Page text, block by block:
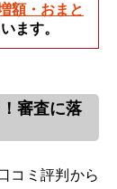
額・おまと
ます。
審査に落
コミ評判から